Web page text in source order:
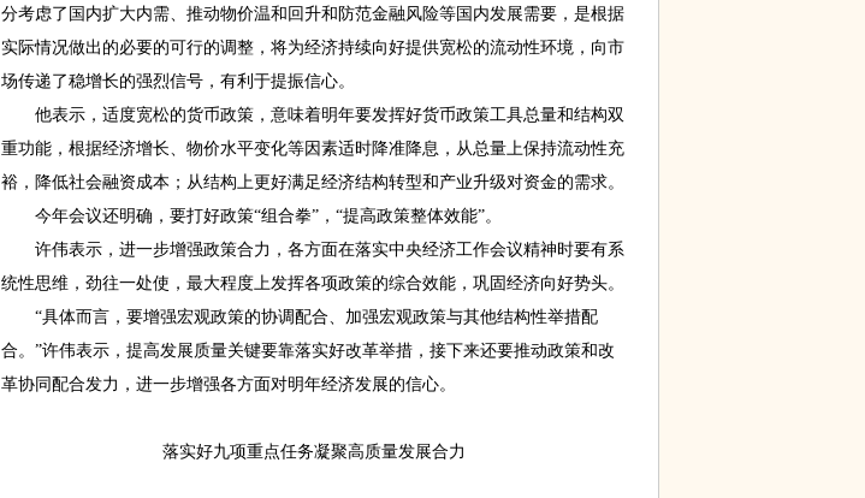
分考虑了国内扩大内需、推动物价温和回升和防范金融风险等国内发展需要，是根据
实际情况做出的必要的可行的调整，将为经济持续向好提供宽松的流动性环境，向市
场传递了稳增长的强烈信号，有利于提振信心。
他表示，适度宽松的货币政策，意味着明年要发挥好货币政策工具总量和结构双
重功能，根据经济增长、物价水平变化等因素适时降准降息，从总量上保持流动性充
裕，降低社会融资成本；从结构上更好满足经济结构转型和产业升级对资金的需求。
今年会议还明确，要打好政策“组合拳”，“提高政策整体效能”。
许伟表示，进一步增强政策合力，各方面在落实中央经济工作会议精神时要有系
统性思维，劲往一处使，最大程度上发挥各项政策的综合效能，巩固经济向好势头。
“具体而言，要增强宏观政策的协调配合、加强宏观政策与其他结构性举措配
合。”许伟表示，提高发展质量关键要靠落实好改革举措，接下来还要推动政策和改
革协同配合发力，进一步增强各方面对明年经济发展的信心。
落实好九项重点任务凝聚高质量发展合力